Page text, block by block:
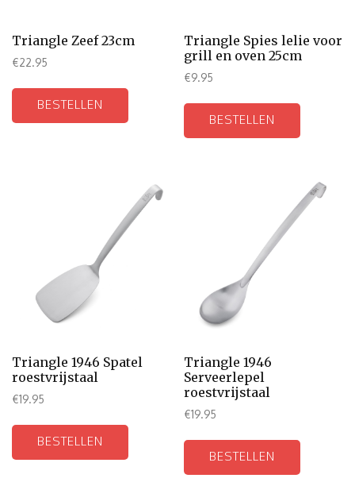
Triangle Zeef 23cm
€22.95
BESTELLEN
Triangle Spies lelie voor
grill en oven 25cm
€9.95
BESTELLEN
Triangle 1946 Spatel
roestvrijstaal
€19.95
BESTELLEN
Triangle 1946
Serveerlepel
roestvrijstaal
€19.95
BESTELLEN